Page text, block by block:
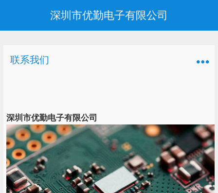
深圳市优勤电子有限公司
联系我们
深圳市优勤电子有限公司